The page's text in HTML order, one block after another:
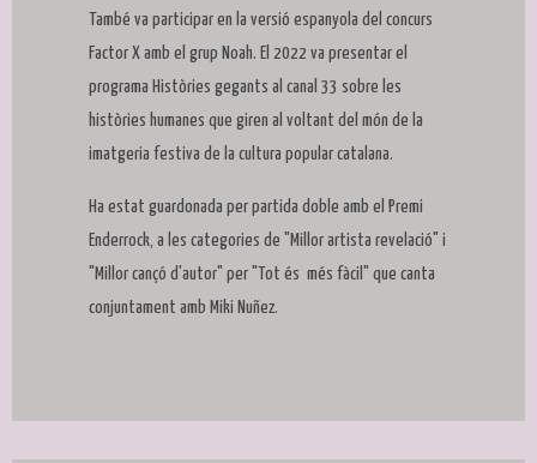
També va participar en la versió espanyola del concurs
Factor X amb el grup Noah. El 2022 va presentar el
programa Històries gegants al canal 33 sobre les
històries humanes que giren al voltant del món de la
imatgeria festiva de la cultura popular catalana.
Ha estat guardonada per partida doble amb el Premi
Enderrock, a les categories de "Millor artista revelació" i
"Millor cançó d'autor" per "Tot és més fàcil" que canta
conjuntament amb Miki Nuñez.